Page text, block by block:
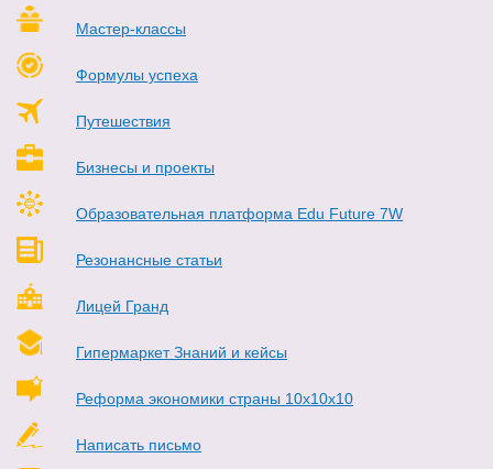
Мастер-классы
Формулы успеха
Путешествия
Бизнесы и проекты
Образовательная платформа Edu Future 7W
Резонансные статьи
Лицей Гранд
Гипермаркет Знаний и кейсы
Реформа экономики страны 10х10х10
Написать письмо